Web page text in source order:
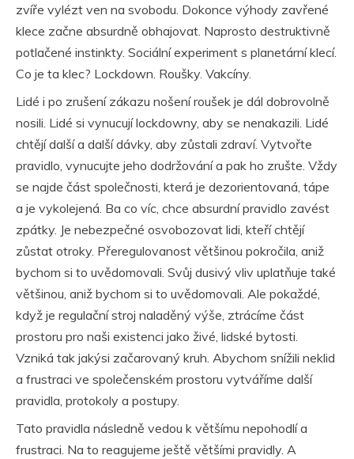
zvíře vylézt ven na svobodu. Dokonce výhody zavřené
klece začne absurdně obhajovat. Naprosto destruktivně
potlačené instinkty. Sociální experiment s planetární klecí.
Co je ta klec? Lockdown. Roušky. Vakcíny.
Lidé i po zrušení zákazu nošení roušek je dál dobrovolně
nosili. Lidé si vynucují lockdowny, aby se nenakazili. Lidé
chtějí další a další dávky, aby zůstali zdraví. Vytvořte
pravidlo, vynucujte jeho dodržování a pak ho zrušte. Vždy
se najde část společnosti, která je dezorientovaná, tápe
a je vykolejená. Ba co víc, chce absurdní pravidlo zavést
zpátky. Je nebezpečné osvobozovat lidi, kteří chtějí
zůstat otroky. Přeregulovanost většinou pokročila, aniž
bychom si to uvědomovali. Svůj dusivý vliv uplatňuje také
většinou, aniž bychom si to uvědomovali. Ale pokaždé,
když je regulační stroj naladěný výše, ztrácíme část
prostoru pro naši existenci jako živé, lidské bytosti.
Vzniká tak jakýsi začarovaný kruh. Abychom snížili neklid
a frustraci ve společenském prostoru vytváříme další
pravidla, protokoly a postupy.
Tato pravidla následně vedou k většímu nepohodlí a
frustraci. Na to reagujeme ještě většími pravidly. A